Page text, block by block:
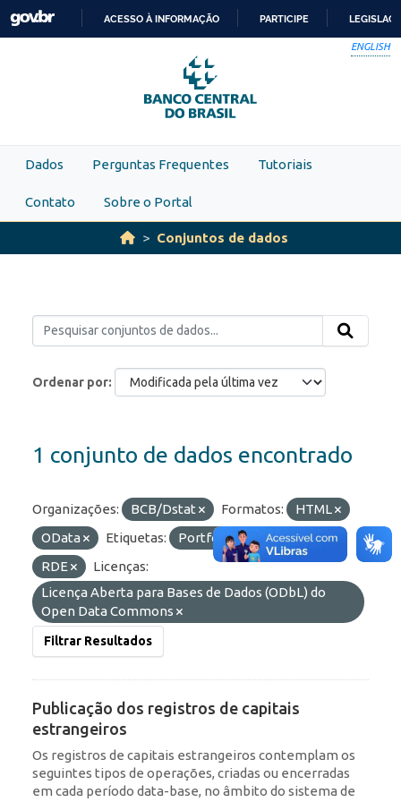
Skip to main content
PARA
O
CONTEÚDO
ACESSO À INFORMAÇÃO PARTICIPE
ENGLISH
Dados Perguntas Frequentes Tutoriais
Contato Sobre o Portal
Conjuntos de dados
Ordenar por
1 conjunto de dados encontrado
Organizações: BCB/Dstat Formatos:
HTML
OData
Etiquetas: Portfólio
IED
RDE
Licenças:
Licença Aberta para Bases de Dados (ODbL) do
Open Data Commons
Filtrar Resultados
Publicação dos registros de capitais
estrangeiros
Os registros de capitais estrangeiros contemplam os
seguintes tipos de operações, criadas ou encerradas
em cada período data-base, no âmbito do sistema de